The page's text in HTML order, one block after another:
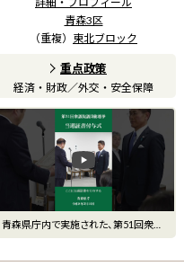
青森3区
（重複） 東北ブロック
重点政策
経済・財政／外交・安全保障
青森県庁内で実施された、第51回衆議
院議員総選挙「当選証書付